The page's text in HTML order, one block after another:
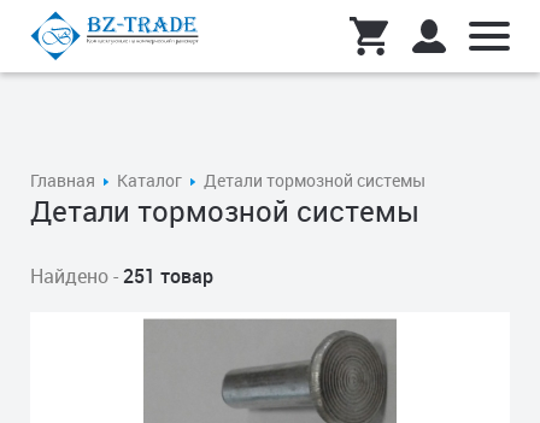
Главная Каталог Детали тормозной системы
Детали тормозной системы
Найдено -251 товар